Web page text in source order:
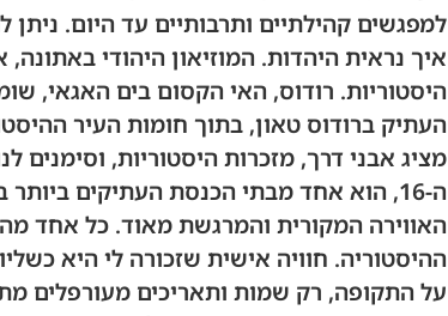
למפגשים קהילתיים ותרבותיים עד היום.
איך נראית היהדות. המוזיאון היהודי
היסטוריות. רודוס, האי הקסום בים האגאי,
העתיק ברודוס טאון, בתוך חומות העיר
מציג אבני דרך, מזכרות היסטוריות,
ה-16, הוא אחד מבתי הכנסת העתיקים
האווירה המקורית והמרגשת מאוד. כל אחד
ההיסטוריה. חוויה אישית שזכורה לי היא
על התקופה, רק שמות ותאריכים מעורפלים